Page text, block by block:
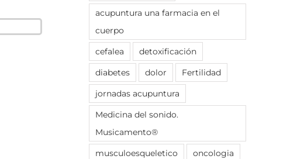
acupuntura una farmacia en el
cuerpo
cefalea
detoxificación
diabetes
dolor
Fertilidad
jornadas acupuntura
Medicina del sonido.
Musicamento®
musculoesqueletico
oncologia